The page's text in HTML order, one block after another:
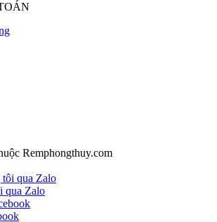
Remphongthuy.com
qua Zalo